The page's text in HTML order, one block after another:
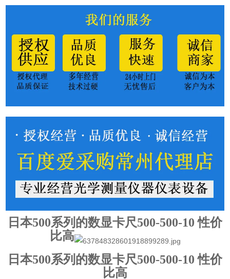
日本500系列的数显卡尺500-500-10 性价
比高
日本500系列的数显卡尺500-500-10 性价
比高